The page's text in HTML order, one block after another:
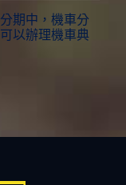
期中，機車分
以辦理機車典